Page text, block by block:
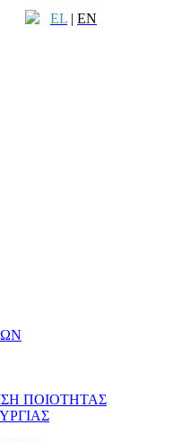
EL | EN
ΠΟΙΟΤΗΤΑΣ